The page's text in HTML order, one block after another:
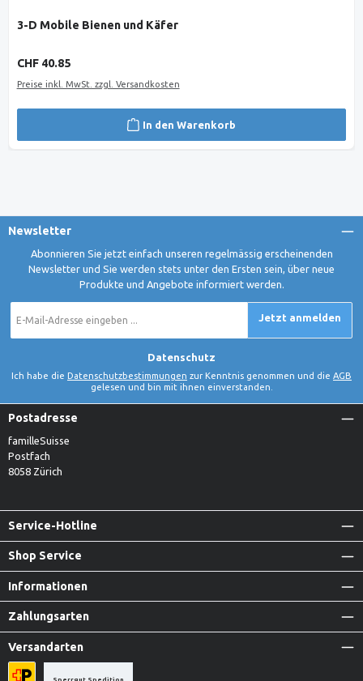
3-D Mobile Bienen und Käfer
Regulärer Preis:
CHF 40.85
Preise inkl. MwSt. zzgl. Versandkosten
In den Warenkorb
Newsletter
Abonnieren Sie jetzt einfach unseren regelmässig erscheinenden
Newsletter und Sie werden stets unter den Ersten sein, über neue
Produkte und Angebote informiert werden.
Mail-
Jetzt anmelden
Datenschutz
Ich habe die Datenschutzbestimmungen zur Kenntnis genommen und die AGB
gelesen und bin mit ihnen einverstanden.
Postadresse
familleSuisse
Postfach
8058 Zürich
Service-Hotline
Shop Service
Informationen
Zahlungsarten
Versandarten